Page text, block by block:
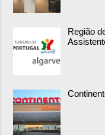
Região